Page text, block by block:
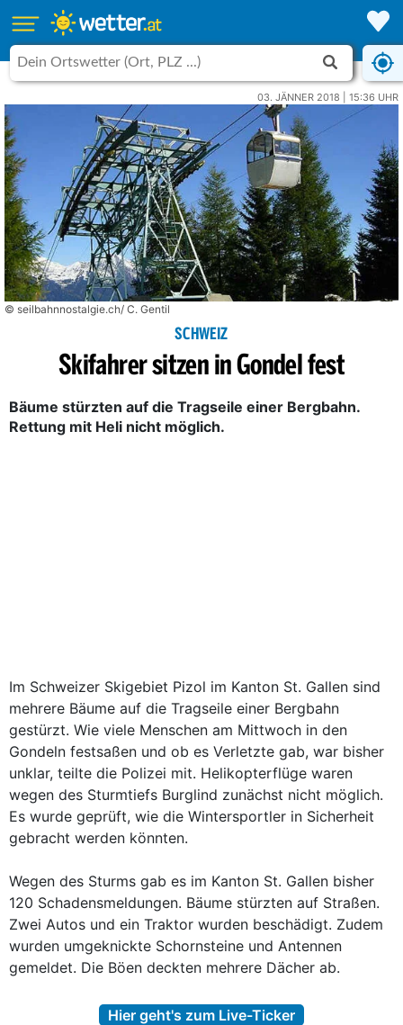
03. JÄNNER 2018 | 15:36 UHR
© seilbahnnostalgie.ch/ C. Gentil
SCHWEIZ
Skifahrer sitzen in Gondel fest
Bäume stürzten auf die Tragseile einer Bergbahn.
Rettung mit Heli nicht möglich.
Im Schweizer Skigebiet Pizol im Kanton St. Gallen sind
mehrere Bäume auf die Tragseile einer Bergbahn
gestürzt. Wie viele Menschen am Mittwoch in den
Gondeln festsaßen und ob es Verletzte gab, war bisher
unklar, teilte die Polizei mit. Helikopterflüge waren
wegen des Sturmtiefs Burglind zunächst nicht möglich.
Es wurde geprüft, wie die Wintersportler in Sicherheit
gebracht werden könnten.
Wegen des Sturms gab es im Kanton St. Gallen bisher
120 Schadensmeldungen. Bäume stürzten auf Straßen.
Zwei Autos und ein Traktor wurden beschädigt. Zudem
wurden umgeknickte Schornsteine und Antennen
gemeldet. Die Böen deckten mehrere Dächer ab.
Hier geht's zum Live-Ticker